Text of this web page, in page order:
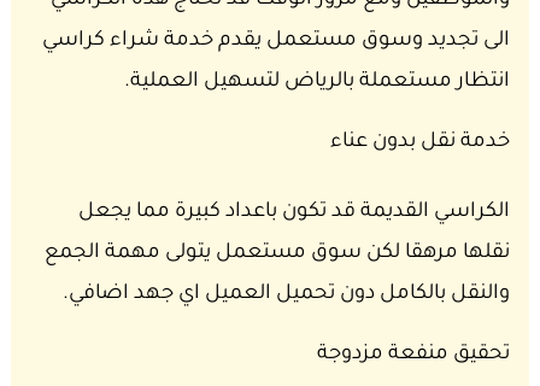
الى تجديد وسوق مستعمل يقدم خدمة شراء كراسي
انتظار مستعملة بالرياض لتسهيل العملية.
خدمة نقل بدون عناء
الكراسي القديمة قد تكون باعداد كبيرة مما يجعل
نقلها مرهقا لكن سوق مستعمل يتولى مهمة الجمع
والنقل بالكامل دون تحميل العميل اي جهد اضافي.
تحقيق منفعة مزدوجة